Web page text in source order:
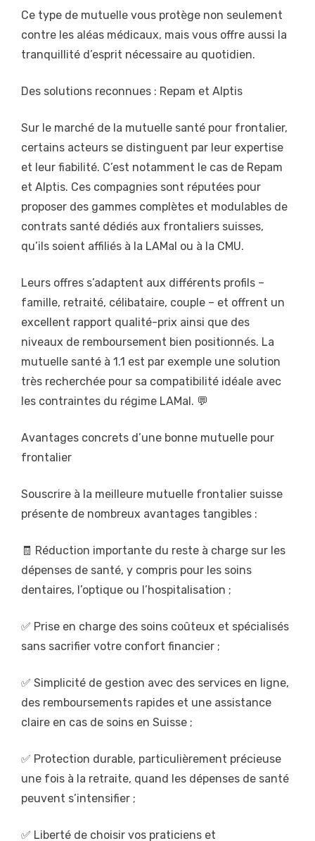
Ce type de mutuelle vous protège non seulement
contre les aléas médicaux, mais vous offre aussi la
tranquillité d’esprit nécessaire au quotidien.
Des solutions reconnues : Repam et Alptis
Sur le marché de la mutuelle santé pour frontalier,
certains acteurs se distinguent par leur expertise
et leur fiabilité. C’est notamment le cas de Repam
et Alptis. Ces compagnies sont réputées pour
proposer des gammes complètes et modulables de
contrats santé dédiés aux frontaliers suisses,
qu’ils soient affiliés à la LAMal ou à la CMU.
Leurs offres s’adaptent aux différents profils –
famille, retraité, célibataire, couple – et offrent un
excellent rapport qualité-prix ainsi que des
niveaux de remboursement bien positionnés. La
mutuelle santé à 1.1 est par exemple une solution
très recherchée pour sa compatibilité idéale avec
les contraintes du régime LAMal. 💬
Avantages concrets d’une bonne mutuelle pour
frontalier
Souscrire à la meilleure mutuelle frontalier suisse
présente de nombreux avantages tangibles :
🧾 Réduction importante du reste à charge sur les
dépenses de santé, y compris pour les soins
dentaires, l’optique ou l’hospitalisation ;
✅ Prise en charge des soins coûteux et spécialisés
sans sacrifier votre confort financier ;
✅ Simplicité de gestion avec des services en ligne,
des remboursements rapides et une assistance
claire en cas de soins en Suisse ;
✅ Protection durable, particulièrement précieuse
une fois à la retraite, quand les dépenses de santé
peuvent s’intensifier ;
✅ Liberté de choisir vos praticiens et